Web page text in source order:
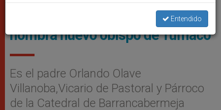
nombra nuevo obispo de Tumaco
Es el padre Orlando Olave
Villanoba,Vicario de Pastoral y Párroco
de la Catedral de Barrancabermeja
Entendido